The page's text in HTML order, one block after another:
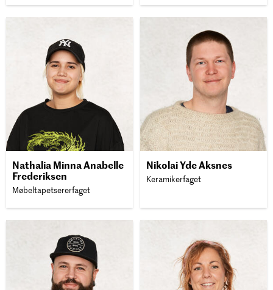
Nathalia Minna Anabelle
Frederiksen
Møbeltapetsererfaget
Nikolai Yde Aksnes
Keramikerfaget